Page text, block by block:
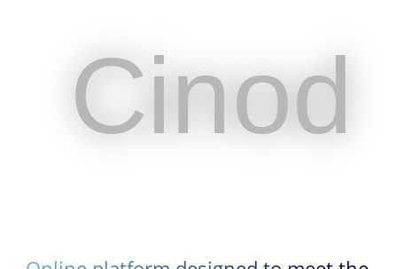
Cinod
Cinod